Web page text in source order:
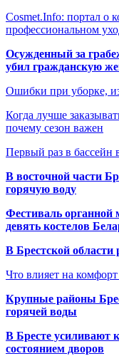
Cosmet.Info: портал о
профессиональном
Осужденный за
убил гражданскую
Ошибки при уборке,
Когда лучше
почему сезон важен
Первый раз в бассейн
В восточной части
горячую воду
Фестиваль органной
девять костелов
В Брестской
Что влияет на
Крупные районы
горячей воды
В Бресте усиливают
состоянием дворов